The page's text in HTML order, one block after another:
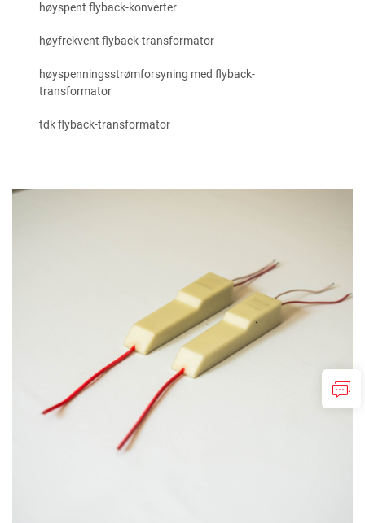
høyspent flyback-konverter
høyfrekvent flyback-transformator
høyspenningsstrømforsyning med flyback-
transformator
tdk flyback-transformator